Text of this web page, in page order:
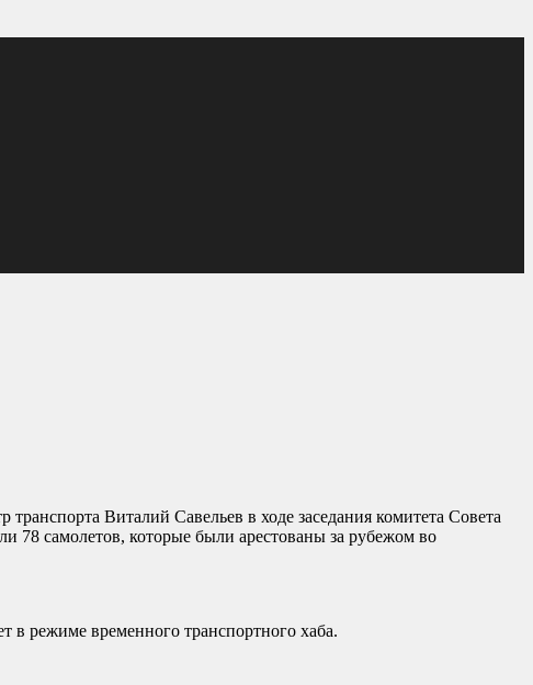
Виталий Савельев в ходе заседания комитета Совета
78 самолетов, которые были арестованы за рубежом во
в режиме временного транспортного хаба.